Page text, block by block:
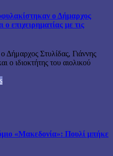
ο Δήμαρχος
ο επιχειρηματίας με τις
Δήμαρχος Στυλίδας, Γιάννης
ο ιδιοκτήτης του αιολικού
«Μακεδονία»: Πουλί μπήκε